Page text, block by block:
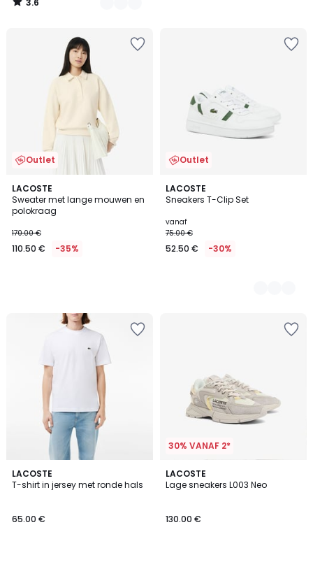
3.6
/
Outlet
LACOSTE
Sweater met lange mouwen en
polokraag
170.00 €
110.50 € -35%
Outlet
LACOSTE
Sneakers T-Clip Set
vanaf
75.00 €
52.50 € -30%
2
Kleuren
LACOSTE
T-shirt in jersey met ronde hals
65.00 €
5
/
9
Kleuren
30% VANAF 2*
LACOSTE
Lage sneakers L003 Neo
130.00 €